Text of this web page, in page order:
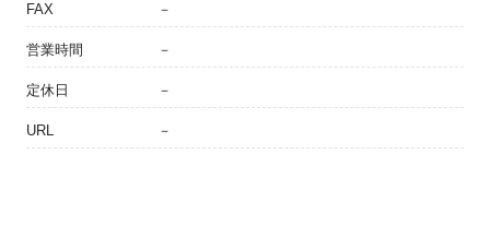
FAX －
営業時間 －
定休日 －
URL －